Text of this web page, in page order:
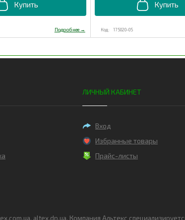
175020-05
ЛИЧНЫЙ КАБИНЕТ
Вход
Избранные товары
Прайс-листы
altex.dp.ua. Компания Альтекс